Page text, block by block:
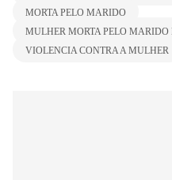
MORTA PELO MARIDO
MULHER MORTA PELO
VIOLENCIA CONTRA A MULHER